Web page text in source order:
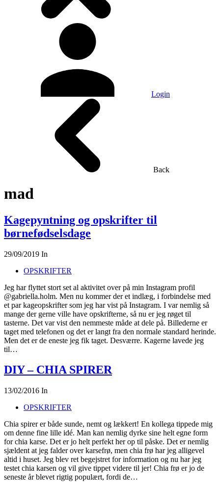
Login
Back
mad
Kagepyntning og opskrifter til
børnefødselsdage
29/09/2019 In
OPSKRIFTER
Jeg har flyttet stort set al aktivitet over på min Instagram profil
@gabriella.holm. Men nu kommer der et indlæg, i forbindelse med
et par kageopskrifter som jeg har vist på Instagram. I var nemlig så
mange der gerne ville have opskrifterne, så nu er jeg røget til
tasterne. Det var vist den nemmeste måde at dele på. Billederne er
taget med telefonen og det er langt fra den normale standard herinde.
Men det er de eneste jeg fik taget. Desværre. Kagerne lavede jeg
til…
DIY – CHIA SPIRER
13/02/2016 In
OPSKRIFTER
Chia spirer er både sunde, nemt og lækkert! En kollega tippede mig
om denne fine lille idé. Man kan nemlig dyrke sine helt egne form
for chia karse. Det er jo helt perfekt her op til påske. Det er nemlig
sjældent at jeg falder over karsefrø, men chia frø har jeg alligevel
altid i huset. Jeg blev ret begejstret for information og nu har jeg
testet chia karsen og vil give tippet videre til jer! Chia frø er jo de
seneste år blevet rigtig populært, fordi de…